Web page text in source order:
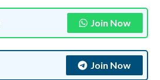
Join Now
Join Now